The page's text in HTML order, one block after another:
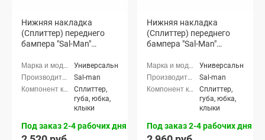
Нижняя накладка
(Сплиттер) переднего
бампера "Sal-Man"
Универсальные
Sal-man
Сплиттер,
губа, юбка,
клыки
Под заказ 2-4 рабочих дня
Нижняя накладка
(Сплиттер) переднего
бампера "Sal-Man"
Универсальные
Sal-man
Сплиттер,
губа, юбка,
клыки
Под заказ 2-4 рабочих дня